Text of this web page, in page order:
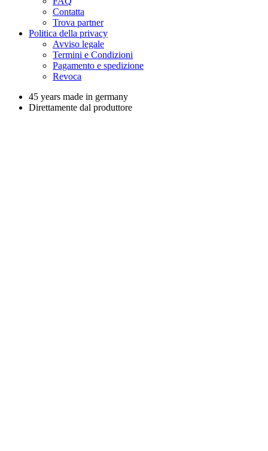
Contatta
Trova partner
Politica della privacy
Avviso legale
Termini e Condizioni
Pagamento e spedizione
Revoca
45 years made in germany
Direttamente dal produttore